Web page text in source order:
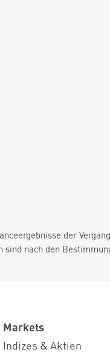
der
nach den
Markets
Indizes & Aktien